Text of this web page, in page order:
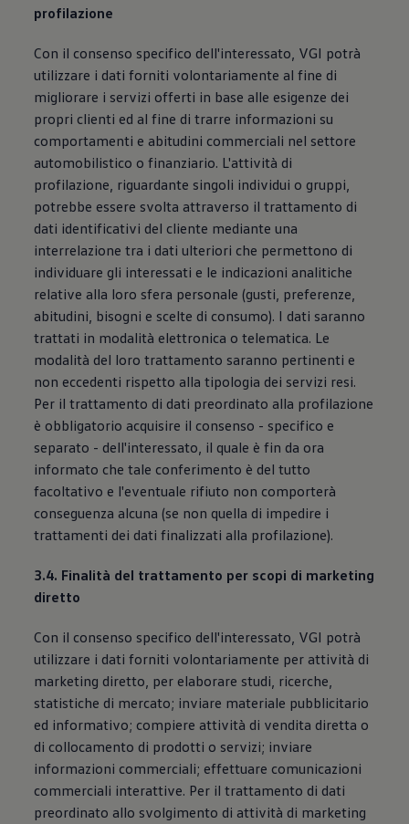
profilazione
Con il consenso specifico dell'interessato, VGI potrà
utilizzare i dati forniti volontariamente al fine di
migliorare i servizi offerti in base alle esigenze dei
propri clienti ed al fine di trarre informazioni su
comportamenti e abitudini commerciali nel settore
automobilistico o finanziario. L'attività di
profilazione, riguardante singoli individui o gruppi,
potrebbe essere svolta attraverso il trattamento di
dati identificativi del cliente mediante una
interrelazione tra i dati ulteriori che permettono di
individuare gli interessati e le indicazioni analitiche
relative alla loro sfera personale (gusti, preferenze,
abitudini, bisogni e scelte di consumo). I dati saranno
trattati in modalità elettronica o telematica. Le
modalità del loro trattamento saranno pertinenti e
non eccedenti rispetto alla tipologia dei servizi resi.
Per il trattamento di dati preordinato alla profilazione
è obbligatorio acquisire il consenso - specifico e
separato - dell'interessato, il quale è fin da ora
informato che tale conferimento è del tutto
facoltativo e l'eventuale rifiuto non comporterà
conseguenza alcuna (se non quella di impedire i
trattamenti dei dati finalizzati alla profilazione).
3.4. Finalità del trattamento per scopi di marketing
diretto
Con il consenso specifico dell'interessato, VGI potrà
utilizzare i dati forniti volontariamente per attività di
marketing diretto, per elaborare studi, ricerche,
statistiche di mercato; inviare materiale pubblicitario
ed informativo; compiere attività di vendita diretta o
di collocamento di prodotti o servizi; inviare
informazioni commerciali; effettuare comunicazioni
commerciali interattive. Per il trattamento di dati
preordinato allo svolgimento di attività di marketing